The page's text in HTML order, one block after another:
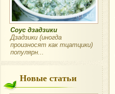
Соус дзадзики
Дзадзики (иногда
произносят как тцатцики)
популярн...
Новые статьи